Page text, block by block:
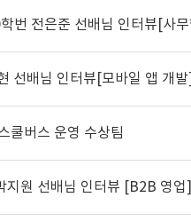
번 전은준 선배님 인터뷰[사
선배님 인터뷰[모바일 앱 개발]
쿨버스 운영 수상팀
지원 선배님 인터뷰 [B2B 영업]